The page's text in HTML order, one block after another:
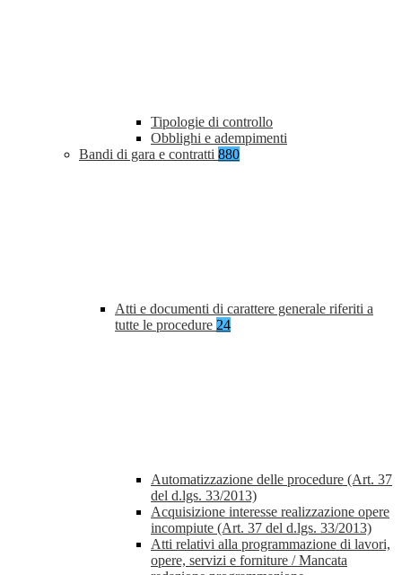
Tipologie di controllo
Obblighi e adempimenti
Bandi di gara e contratti 880
Atti e documenti di carattere generale riferiti a
tutte le procedure 24
Automatizzazione delle procedure (Art. 37
del d.lgs. 33/2013)
Acquisizione interesse realizzazione opere
incompiute (Art. 37 del d.lgs. 33/2013)
Atti relativi alla programmazione di lavori,
opere, servizi e forniture / Mancata